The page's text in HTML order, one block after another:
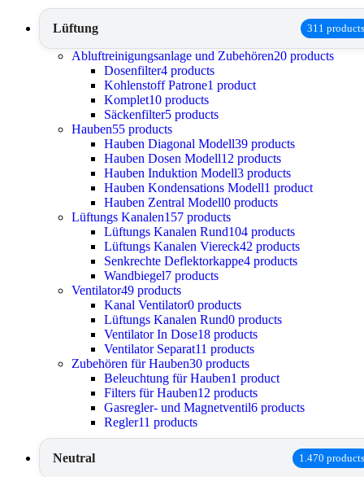
Lüftung 311 products
Abluftreinigungsanlage und Zubehören20 products
Dosenfilter4 products
Kohlenstoff Patrone1 product
Komplet10 products
Säckenfilter5 products
Hauben55 products
Hauben Diagonal Modell39 products
Hauben Dosen Modell12 products
Hauben Induktion Modell3 products
Hauben Kondensations Modell1 product
Hauben Zentral Modell0 products
Lüftungs Kanalen157 products
Lüftungs Kanalen Rund104 products
Lüftungs Kanalen Viereck42 products
Senkrechte Deflektorkappe4 products
Wandbiegel7 products
Ventilator49 products
Kanal Ventilator0 products
Lüftungs Kanalen Rund0 products
Ventilator In Dose18 products
Ventilator Separat11 products
Zubehören für Hauben30 products
Beleuchtung für Hauben1 product
Filters für Hauben12 products
Gasregler- und Magnetventil6 products
Regler11 products
Neutral 1.470 products